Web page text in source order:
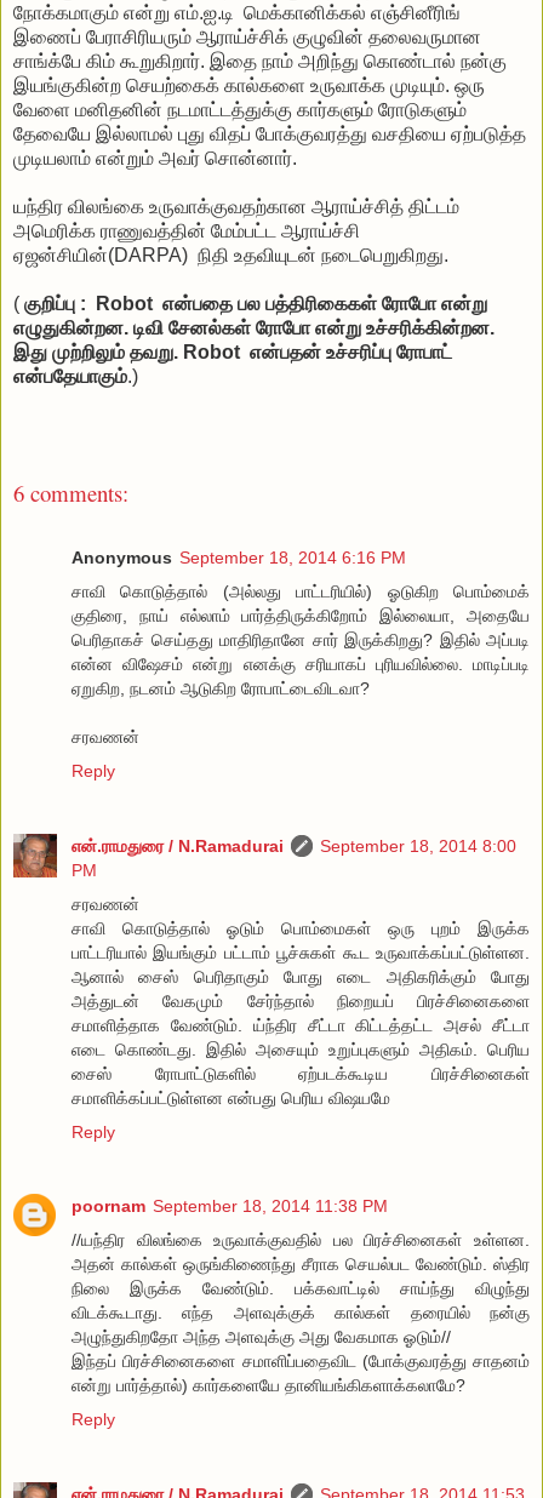
நோக்கமாகும் என்று எம்.ஐ.டி மெக்கானிக்கல் எஞ்சினீரிங்
இணைப் பேராசிரியரும் ஆராய்ச்சிக் குழுவின் தலைவருமான
சாங்க்பே கிம் கூறுகிறார். இதை நாம் அறிந்து கொண்டால் நன்கு
இயங்குகின்ற செயற்கைக் கால்களை உருவாக்க முடியும். ஒரு
வேளை மனிதனின் நடமாட்டத்துக்கு கார்களும் ரோடுகளும்
தேவையே இல்லாமல் புது விதப் போக்குவரத்து வசதியை ஏற்படுத்த
முடியலாம் என்றும் அவர் சொன்னார்.
யந்திர விலங்கை உருவாக்குவதற்கான ஆராய்ச்சித் திட்டம்
அமெரிக்க ராணுவத்தின் மேம்பட்ட ஆராய்ச்சி
ஏஜன்சியின்(DARPA) நிதி உதவியுடன் நடைபெறுகிறது.
( குறிப்பு : Robot என்பதை பல பத்திரிகைகள் ரோபோ என்று
எழுதுகின்றன. டிவி சேனல்கள் ரோபோ என்று உச்சரிக்கின்றன.
இது முற்றிலும் தவறு. Robot என்பதன் உச்சரிப்பு ரோபாட்
என்பதேயாகும்.)
6 comments:
Anonymous September 18, 2014 6:16 PM
சாவி கொடுத்தால் (அல்லது பாட்டரியில்) ஓடுகிற பொம்மைக்
குதிரை, நாய் எல்லாம் பார்த்திருக்கிறோம் இல்லையா, அதையே
பெரிதாகச் செய்தது மாதிரிதானே சார் இருக்கிறது? இதில் அப்படி
என்ன விஷேசம் என்று எனக்கு சரியாகப் புரியவில்லை. மாடிப்படி
ஏறுகிற, நடனம் ஆடுகிற ரோபாட்டைவிடவா?
சரவணன்
Reply
என்.ராமதுரை / N.Ramadurai
September 18, 2014 8:00
PM
சரவணன்
சாவி கொடுத்தால் ஓடும் பொம்மைகள் ஒரு புறம் இருக்க
பாட்டரியால் இயங்கும் பட்டாம் பூச்சுகள் கூட உருவாக்கப்பட்டுள்ளன.
ஆனால் சைஸ் பெரிதாகும் போது எடை அதிகரிக்கும் போது
அத்துடன் வேகமும் சேர்ந்தால் நிறையப் பிரச்சினைகளை
சமாளித்தாக வேண்டும். ய்ந்திர சீட்டா கிட்டத்தட்ட அசல் சீட்டா
எடை கொண்டது. இதில் அசையும் உறுப்புகளும் அதிகம். பெரிய
சைஸ் ரோபாட்டுகளில் ஏற்படக்கூடிய பிரச்சினைகள்
சமாளிக்கப்பட்டுள்ளன என்பது பெரிய விஷயமே
Reply
poornam September 18, 2014 11:38 PM
//யந்திர விலங்கை உருவாக்குவதில் பல பிரச்சினைகள் உள்ளன.
அதன் கால்கள் ஒருங்கிணைந்து சீராக செயல்பட வேண்டும். ஸ்திர
நிலை இருக்க வேண்டும். பக்கவாட்டில் சாய்ந்து விழுந்து
விடக்கூடாது. எந்த அளவுக்குக் கால்கள் தரையில் நன்கு
அழுந்துகிறதோ அந்த அளவுக்கு அது வேகமாக ஓடும்//
இந்தப் பிரச்சினைகளை சமாளிப்பதைவிட (போக்குவரத்து சாதனம்
என்று பார்த்தால்) கார்களையே தானியங்கிகளாக்கலாமே?
Reply